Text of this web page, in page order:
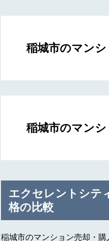
稲城市のマン
稲城市のマン
エクセレントシテ
格の比較
稲城市のマンション売却・